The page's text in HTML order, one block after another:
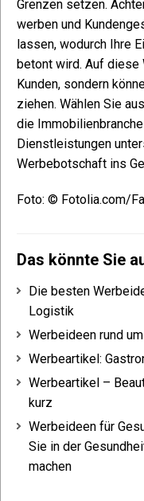
Grenzen setzen.
werben und
lassen, wodurch Ihre
betont wird. Auf diese
Kunden, sondern
ziehen. Wählen Sie
die
Dienstleistungen
Werbebotschaft ins
Foto: © Fotolia.com/
Das könnte Sie
Die besten
Logistik
Werbeideen rund
Werbeartikel:
Werbeartikel –
kurz
Werbeideen für
Sie in der
machen